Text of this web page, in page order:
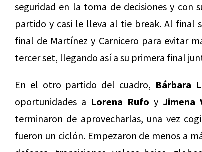
seguridad en la toma de decisiones y
partido y casi le lleva al tie break. Al final
final de Martínez y Carnicero para evitar
tercer set, llegando así a su primera final
En el otro partido del cuadro, Bárbara
oportunidades a Lorena Rufo y Jimena
terminaron de aprovecharlas, una vez
fueron un ciclón. Empezaron de menos a